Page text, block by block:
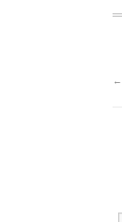
←